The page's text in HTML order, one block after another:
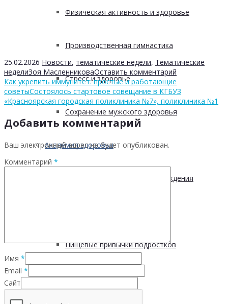
Физическая активность и здоровье
Производственная гимнастика
Стресс и здоровье
Сохранение мужского здоровья
Академия здоровья
Основы здоровья и предупреждения
Пищевые привычки подростков
Вред курения
25.02.2026 Новости, тематические недели, Тематические
неделиЗоя МасленниковаОставить комментарий
Как укрепить иммунитет: простые и работающие
советыСостоялось стартовое совещание в КГБУЗ
«Красноярская городская поликлиника №7», поликлиника №1
Добавить комментарий
Ваш электронный адрес не будет опубликован.
Комментарий *
Имя *
Email *
Сайт